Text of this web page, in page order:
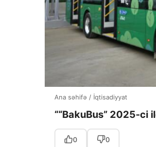
Ana səhifə / İqtisadiyyat
““BakuBus” 2025-ci
0 0